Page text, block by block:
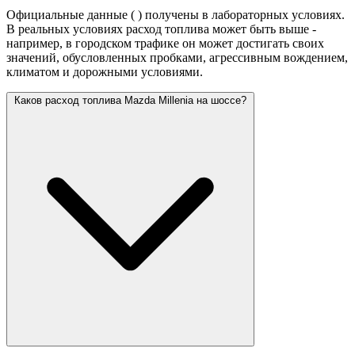
Официальные данные ( ) получены в лабораторных условиях.
В реальных условиях расход топлива может быть выше -
например, в городском трафике он может достигать своих
значений, обусловленных пробками, агрессивным вождением,
климатом и дорожными условиями.
Каков расход топлива Mazda Millenia на шоссе?